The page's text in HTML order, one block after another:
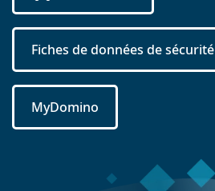
Fiches de données de sécurité
MyDomino